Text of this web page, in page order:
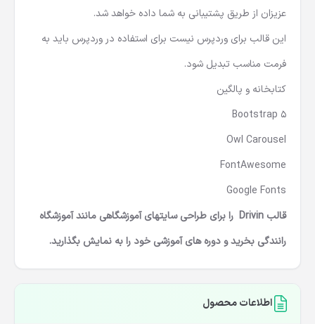
عزیزان از طریق پشتیبانی به شما داده خواهد شد.
این قالب برای وردپرس نیست برای استفاده در وردپرس باید به
فرمت مناسب تبدیل شود.
کتابخانه و پالگین
Bootstrap 5
Owl Carousel
FontAwesome
Google Fonts
قالب Drivin را برای طراحی سایتهای آموزشگاهی مانند آموزشگاه
رانندگی بخرید و دوره های آموزشی خود را به نمایش بگذارید.
اطلاعات محصول